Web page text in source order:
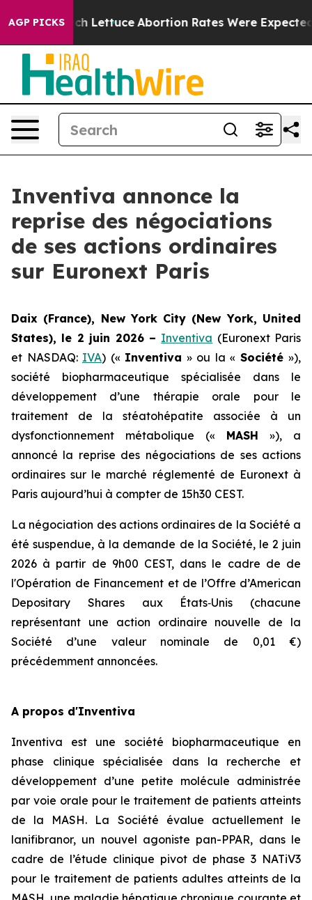
AGP PICKS
So Much Lettuce Abortion Rates Were Expected
Inventiva annonce la
reprise des négociations
de ses actions ordinaires
sur Euronext Paris
Daix (France), New York City (New York, United
States), le 2 juin 2026 – Inventiva (Euronext Paris
et NASDAQ: IVA) (« Inventiva » ou la « Société »),
société biopharmaceutique spécialisée dans le
développement d’une thérapie orale pour le
traitement de la stéatohépatite associée à un
dysfonctionnement métabolique (« MASH »), a
annoncé la reprise des négociations de ses actions
ordinaires sur le marché réglementé de Euronext à
Paris aujourd’hui à compter de 15h30 CEST.
La négociation des actions ordinaires de la Société a
été suspendue, à la demande de la Société, le 2 juin
2026 à partir de 9h00 CEST, dans le cadre de de
l'Opération de Financement et de l’Offre d’American
Depositary Sharesaux États‑Unis (chacune
représentant une action ordinaire nouvelle de la
Société d’une valeur nominale de 0,01 €)
précédemment annoncées.
A propos d'Inventiva
Inventiva est une société biopharmaceutique en
phase clinique spécialisée dans la recherche et
développement d’une petite molécule administrée
par voie orale pour le traitement de patients atteints
de la MASH. La Société évalue actuellement le
lanifibranor, un nouvel agoniste pan-PPAR, dans le
cadre de l’étude clinique pivot de phase 3 NATiV3
pour le traitement de patients adultes atteints de la